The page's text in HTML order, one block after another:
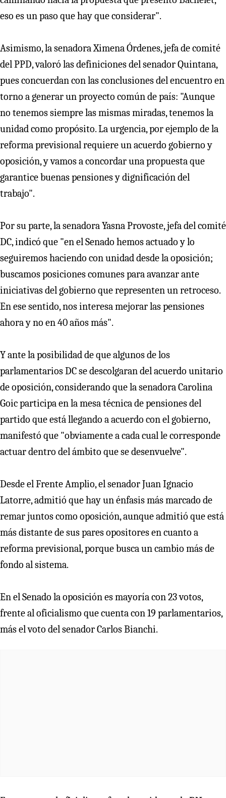
eso es un paso que hay que considerar".
Asimismo, la senadora Ximena Órdenes, jefa de comité
del PPD, valoró las definiciones del senador Quintana,
pues concuerdan con las conclusiones del encuentro en
torno a generar un proyecto común de país: "Aunque
no tenemos siempre las mismas miradas, tenemos la
unidad como propósito. La urgencia, por ejemplo de la
reforma previsional requiere un acuerdo gobierno y
oposición, y vamos a concordar una propuesta que
garantice buenas pensiones y dignificación del
trabajo".
Por su parte, la senadora Yasna Provoste, jefa del comité
DC, indicó que "en el Senado hemos actuado y lo
seguiremos haciendo con unidad desde la oposición;
buscamos posiciones comunes para avanzar ante
iniciativas del gobierno que representen un retroceso.
En ese sentido, nos interesa mejorar las pensiones
ahora y no en 40 años más".
Y ante la posibilidad de que algunos de los
parlamentarios DC se descolgaran del acuerdo unitario
de oposición, considerando que la senadora Carolina
Goic participa en la mesa técnica de pensiones del
partido que está llegando a acuerdo con el gobierno,
manifestó que "obviamente a cada cual le corresponde
actuar dentro del ámbito que se desenvuelve".
Desde el Frente Amplio, el senador Juan Ignacio
Latorre, admitió que hay un énfasis más marcado de
remar juntos como oposición, aunque admitió que está
más distante de sus pares opositores en cuanto a
reforma previsional, porque busca un cambio más de
fondo al sistema.
En el Senado la oposición es mayoría con 23 votos,
frente al oficialismo que cuenta con 19 parlamentarios,
más el voto del senador Carlos Bianchi.